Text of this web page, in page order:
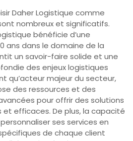
Daher Logistique comme
nombreux et significatifs.
bénéficie d’une
ans dans le domaine de la
un savoir-faire solide et une
des enjeux logistiques
qu’acteur majeur du secteur,
des ressources et des
pour offrir des solutions
efficaces. De plus, la capacité
ses services en
de chaque client